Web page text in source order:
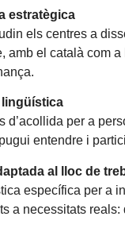
estratègica
els centres a
amb el català com
lingüística
d’acollida per a
entendre i
al lloc de
específica per a
a necessitats